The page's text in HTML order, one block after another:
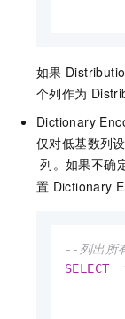
如果
个列作为
Dictionary
仅对低基数列
列。如果不确
置 Dictionary
--列出所
SELECT